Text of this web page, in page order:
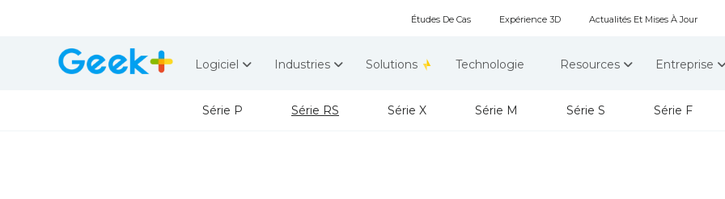
Études De Cas Expérience 3D Actualités Et Mises À Jour
Logiciel Industries Solutions Technologie Resources Entreprise
Série P Série RS Série X Série M Série S Série F